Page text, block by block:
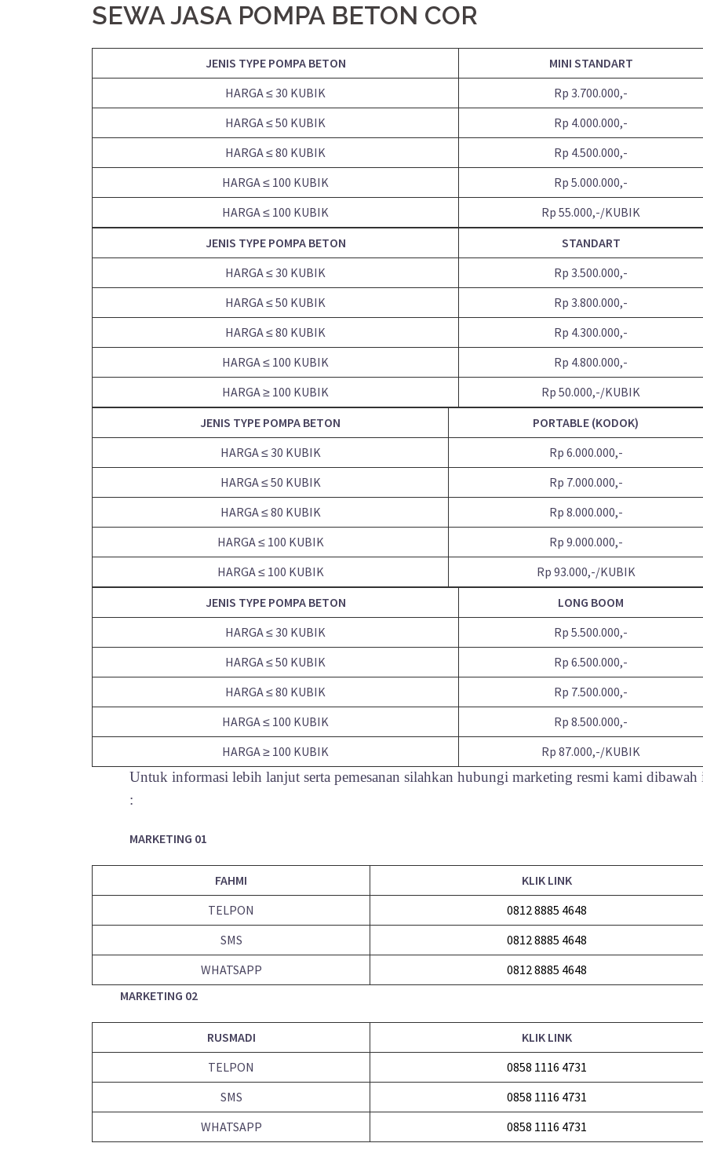
SEWA JASA POMPA BETON COR
JENIS TYPE POMPA BETON
MINI STANDART
HARGA ≤ 30 KUBIK
Rp 3.700.000,-
HARGA ≤ 50 KUBIK
Rp 4.000.000,-
HARGA ≤ 80 KUBIK
Rp 4.500.000,-
HARGA ≤ 100 KUBIK
Rp 5.000.000,-
HARGA ≤ 100 KUBIK
Rp 55.000,-/KUBIK
JENIS TYPE POMPA BETON
STANDART
HARGA ≤ 30 KUBIK
Rp 3.500.000,-
HARGA ≤ 50 KUBIK
Rp 3.800.000,-
HARGA ≤ 80 KUBIK
Rp 4.300.000,-
HARGA ≤ 100 KUBIK
Rp 4.800.000,-
HARGA ≥ 100 KUBIK
Rp 50.000,-/KUBIK
JENIS TYPE POMPA BETON
PORTABLE (KODOK)
HARGA ≤ 30 KUBIK
Rp 6.000.000,-
HARGA ≤ 50 KUBIK
Rp 7.000.000,-
HARGA ≤ 80 KUBIK
Rp 8.000.000,-
HARGA ≤ 100 KUBIK
Rp 9.000.000,-
HARGA ≤ 100 KUBIK
Rp 93.000,-/KUBIK
JENIS TYPE POMPA BETON
LONG BOOM
HARGA ≤ 30 KUBIK
Rp 5.500.000,-
HARGA ≤ 50 KUBIK
Rp 6.500.000,-
HARGA ≤ 80 KUBIK
Rp 7.500.000,-
HARGA ≤ 100 KUBIK
Rp 8.500.000,-
HARGA ≥ 100 KUBIK
Rp 87.000,-/KUBIK
Untuk informasi lebih lanjut serta pemesanan silahkan hubungi marketing resmi kami dibawah
:
MARKETING 01
FAHMI
KLIK LINK
TELPON
0812 8885 4648
SMS
0812 8885 4648
WHATSAPP
0812 8885 4648
MARKETING 02
RUSMADI
KLIK LINK
TELPON
0858 1116 4731
SMS
0858 1116 4731
WHATSAPP
0858 1116 4731